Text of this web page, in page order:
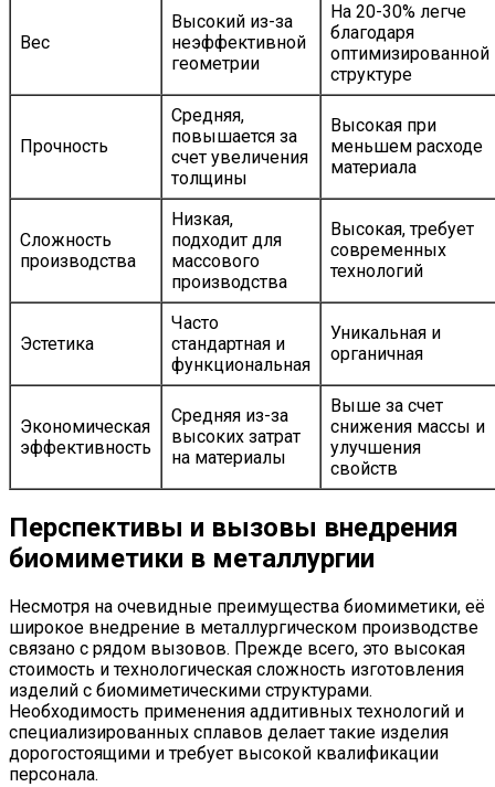
Вес
Высокий из-за
неэффективной
геометрии
На 20-30% легче
благодаря
оптимизированной
структуре
Прочность
Средняя,
повышается за
счет увеличения
толщины
Высокая при
меньшем расходе
материала
Сложность
производства
Низкая,
подходит для
массового
производства
Высокая, требует
современных
технологий
Эстетика
Часто
стандартная и
функциональная
Уникальная и
органичная
Экономическая
эффективность
Средняя из-за
высоких затрат
на материалы
Выше за счет
снижения массы и
улучшения
свойств
Перспективы и вызовы внедрения
биомиметики в металлургии
Несмотря на очевидные преимущества биомиметики, её
широкое внедрение в металлургическом производстве
связано с рядом вызовов. Прежде всего, это высокая
стоимость и технологическая сложность изготовления
изделий с биомиметическими структурами.
Необходимость применения аддитивных технологий и
специализированных сплавов делает такие изделия
дорогостоящими и требует высокой квалификации
персонала.